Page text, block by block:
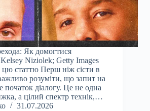
Як домогтися
Niziolek; Getty Images
цю статтю Перш ніж сісти в
розуміти, що запит на
діалогу. Це не одна
а цілий спектр технік,…
31.07.2026